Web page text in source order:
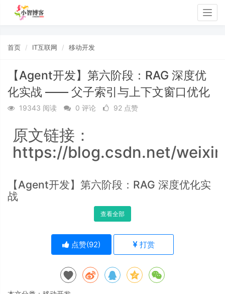
首页 IT互联网 移动开发
【Agent开发】第六阶段：RAG 深度优
化实战 —— 父子索引与上下文窗口优化
19343 阅读 0 评论 92 点赞
原文链接：
https://blog.csdn.net/
【Agent开发】第六阶段：RAG 深度优化实
战
查看全部
点赞(92) 打赏